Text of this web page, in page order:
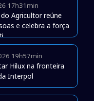
17h31min
Agricultor reúne
e celebra a força
19h57min
Hilux na fronteira
Interpol